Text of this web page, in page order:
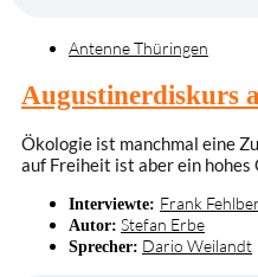
Antenne Thüringen
Augustinerdiskurs
Ökologie ist manchmal eine
auf Freiheit ist aber ein
Interviewte: Frank
Autor: Stefan Erbe
Sprecher: Dario Weilandt